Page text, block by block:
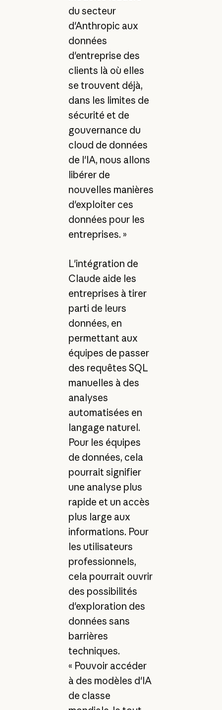
du secteur
d'Anthropic aux
données
d'entreprise des
clients là où elles
se trouvent déjà,
dans les limites de
sécurité et de
gouvernance du
cloud de données
de l'IA, nous allons
libérer de
nouvelles manières
d'exploiter ces
données pour les
entreprises. »
L'intégration de
Claude aide les
entreprises à tirer
parti de leurs
données, en
permettant aux
équipes de passer
des requêtes SQL
manuelles à des
analyses
automatisées en
langage naturel.
Pour les équipes
de données, cela
pourrait signifier
une analyse plus
rapide et un accès
plus large aux
informations. Pour
les utilisateurs
professionnels,
cela pourrait ouvrir
des possibilités
d'exploration des
données sans
barrières
techniques.
« Pouvoir accéder
à des modèles d'IA
de classe